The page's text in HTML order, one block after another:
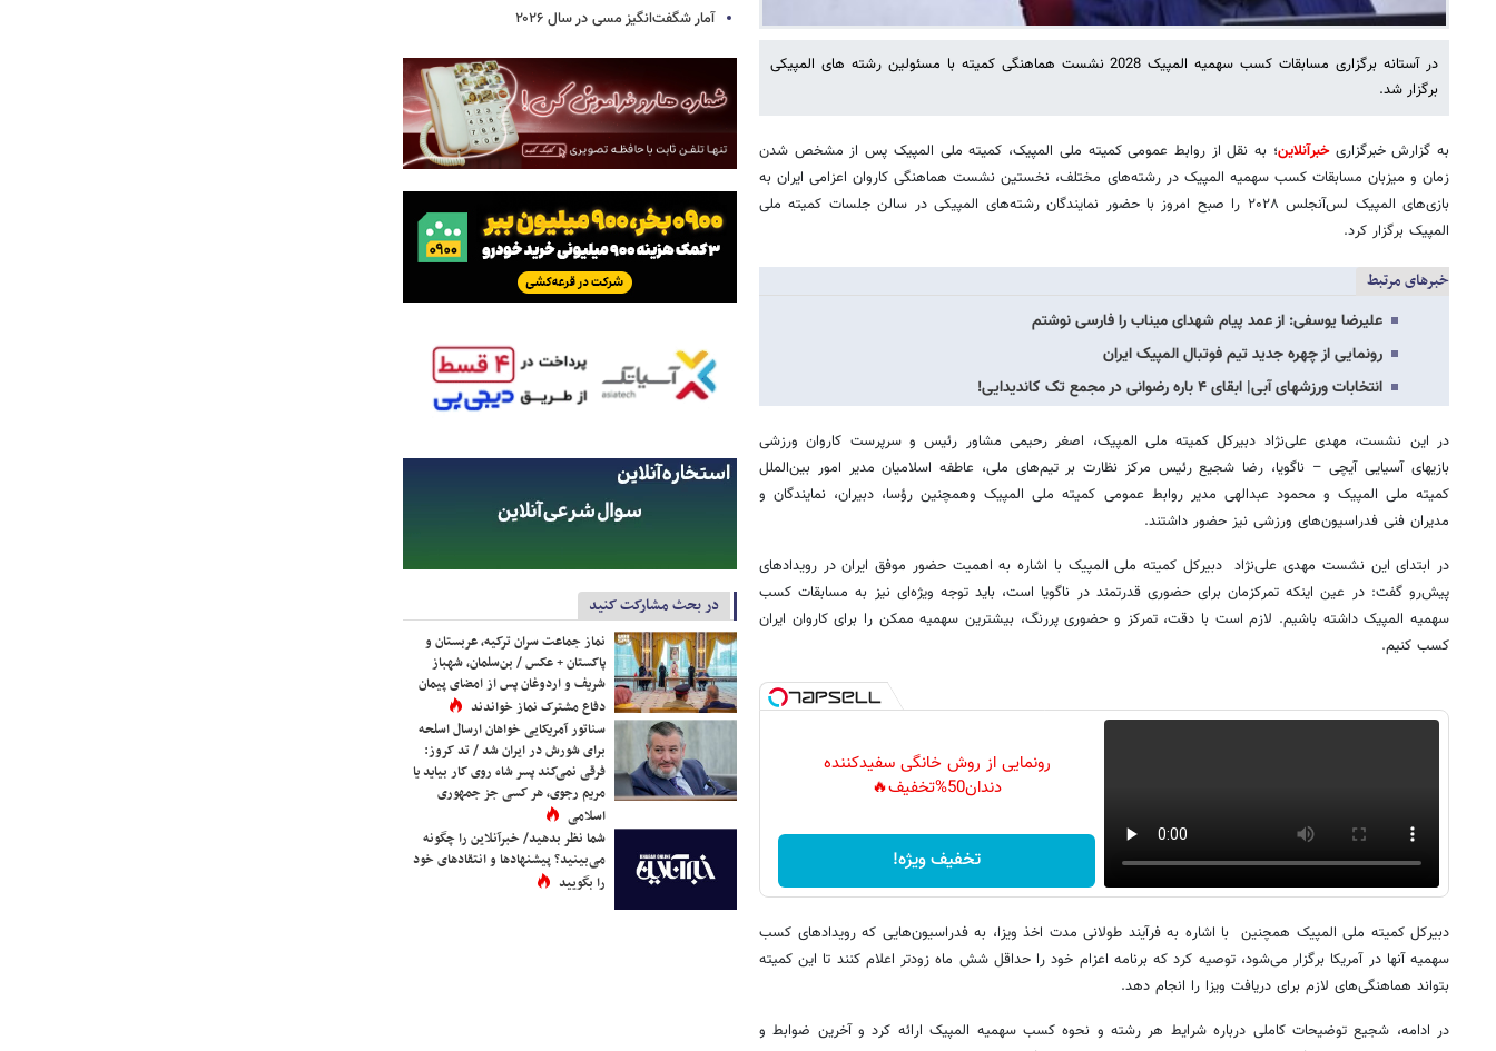
در آستانه برگزاری مسابقات کسب سهمیه المپیک 2028 نشست هماهنگی کمیته با مسئولین رشته های المپیکی
برگزار شد.
به گزارش خبرگزاریخبرآنلاین؛ به نقل از روابط عمومی کمیته ملی المپیک، کمیته ملی المپیک پس از مشخص شدن
زمان و میزبان مسابقات کسب سهمیه المپیک در رشته‌های مختلف، نخستین نشست هماهنگی کاروان اعزامی ایران به
بازی‌های المپیک لس‌آنجلس ۲۰۲۸ را صبح امروز با حضور نمایندگان رشته‌های المپیکی در سالن جلسات کمیته ملی
المپیک برگزار کرد.
خبرهای مرتبط
علیرضا یوسفی: از عمد پیام شهدای میناب را فارسی نوشتم
رونمایی از چهره جدید تیم فوتبال المپیک ایران
انتخابات ورزشهای آبی| ابقای ۴ باره رضوانی در مجمع تک کاندیدایی!
در این نشست، مهدی علی‌نژاد دبیرکل کمیته ملی المپیک، اصغر رحیمی مشاور رئیس و سرپرست کاروان ورزشی
بازیهای آسیایی آیچی – ناگویا، رضا شجیع رئیس مرکز نظارت بر تیم‌های ملی، عاطفه اسلامیان مدیر امور بین‌الملل
کمیته ملی المپیک و محمود عبدالهی مدیر روابط عمومی کمیته ملی المپیک وهمچنین رؤسا، دبیران، نمایندگان و
مدیران فنی فدراسیون‌های ورزشی نیز حضور داشتند.
در ابتدای این نشست مهدی علی‌نژاد دبیرکل کمیته ملی المپیک با اشاره به اهمیت حضور موفق ایران در رویدادهای
پیش‌رو گفت: در عین اینکه تمرکزمان برای حضوری قدرتمند در ناگویا است، باید توجه ویژه‌ای نیز به مسابقات کسب
سهمیه المپیک داشته باشیم. لازم است با دقت، تمرکز و حضوری پررنگ، بیشترین سهمیه ممکن را برای کاروان ایران
کسب کنیم.
رونمایی از روش خانگی سفیدکننده
دندان50%تخفیف🔥
تخفیف ویژه!
دبیرکل کمیته ملی المپیک همچنین با اشاره به فرآیند طولانی مدت اخذ ویزا، به فدراسیون‌هایی که رویدادهای کسب
سهمیه آنها در آمریکا برگزار می‌شود، توصیه کرد که برنامه اعزام خود را حداقل شش ماه زودتر اعلام کنند تا این کمیته
بتواند هماهنگی‌های لازم برای دریافت ویزا را انجام دهد.
در ادامه، شجیع توضیحات کاملی درباره شرایط هر رشته و نحوه کسب سهمیه المپیک ارائه کرد و آخرین ضوابط و
آمار شگفت‌انگیز مسی در سال ۲۰۲۶
در بحث مشارکت کنید
نماز جماعت سران ترکیه، عربستان و
پاکستان + عکس / بن‌سلمان، شهباز
شریف و اردوغان پس از امضای پیمان
دفاع مشترک نماز خواندند
سناتور آمریکایی خواهان ارسال اسلحه
برای شورش در ایران شد / تد کروز:
فرقی نمی‌کند پسر شاه روی کار بیاید یا
مریم رجوی، هر کسی جز جمهوری
اسلامی
شما نظر بدهید/ خبرآنلاین را چگونه
می‌بینید؟ پیشنهادها و انتقادهای خود
را بگویید